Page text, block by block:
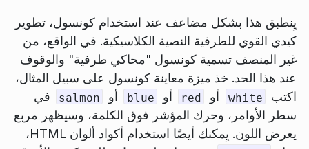
يِنطبق هذا بشكل مضاعف عند استخدام كونسول، تطوير
كيدي القوي للطرفية النصية الكلاسيكية. في الواقع، من
غير المنصف تسمية كونسول "محاكي طرفية" والوقوف
عند هذا الحد. خذ ميزة معاينة كونسول على سبيل المثال،
اكتب
white أو red أو blue أو salmon
في
سطر الأوامر، وحرك المؤشر فوق الكلمة، وسيظهر مربع
يعرض اللون. يِمكنك أيضًا استخدام أكواد ألوان HTML،